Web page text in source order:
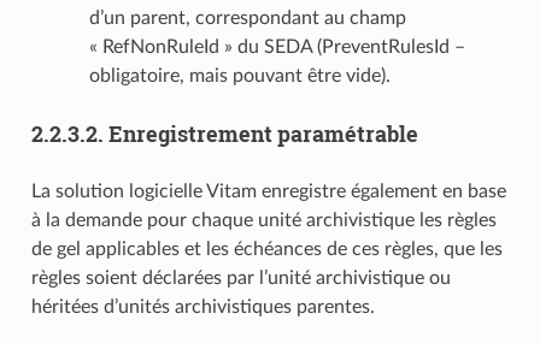
d’un parent, correspondant au champ
« RefNonRuleId » du SEDA (PreventRulesId –
obligatoire, mais pouvant être vide).
2.2.3.2. Enregistrement paramétrable
La solution logicielle Vitam enregistre également en base
à la demande pour chaque unité archivistique les règles
de gel applicables et les échéances de ces règles, que les
règles soient déclarées par l’unité archivistique ou
héritées d’unités archivistiques parentes.